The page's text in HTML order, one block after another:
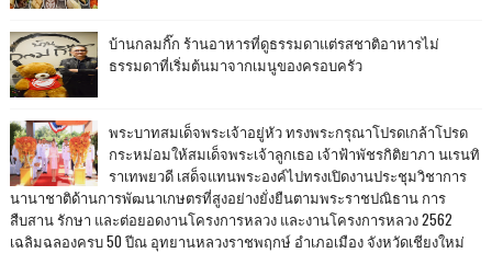
บ้านกลมกิ๊ก ร้านอาหารที่ดูธรรมดาแต่รสชาติอาหารไม่
ธรรมดาที่เริ่มต้นมาจากเมนูของครอบครัว
พระบาทสมเด็จพระเจ้าอยู่หัว ทรงพระกรุณาโปรดเกล้าโปรด
กระหม่อมให้สมเด็จพระเจ้าลูกเธอ เจ้าฟ้าพัชรกิติยาภา นเรนทิ
ราเทพยวดี เสด็จแทนพระองค์ไปทรงเปิดงานประชุมวิชาการ
นานาชาติด้านการพัฒนาเกษตรที่สูงอย่างยั่งยืนตามพระราชปณิธาน การ
สืบสาน รักษา และต่อยอดงานโครงการหลวง และงานโครงการหลวง 2562
เฉลิมฉลองครบ 50 ปีณ อุทยานหลวงราชพฤกษ์ อำเภอเมือง จังหวัดเชียงใหม่